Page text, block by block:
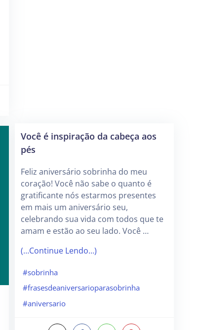
Você é inspiração da cabeça aos
pés
Feliz aniversário sobrinha do meu
coração! Você não sabe o quanto é
gratificante nós estarmos presentes
em mais um aniversário seu,
celebrando sua vida com todos que te
amam e estão ao seu lado. Você …
(…Continue Lendo…)
#sobrinha
#frasesdeaniversarioparasobrinha
#aniversario